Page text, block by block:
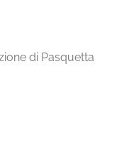
di Pasquetta